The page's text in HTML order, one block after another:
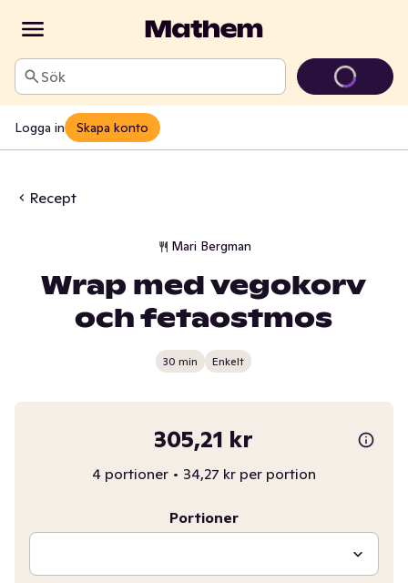
Sök
Logga in Skapa konto
Recept
Mari Bergman
Wrap med vegokorv
och fetaostmos
30 min Enkelt
305,21 kr
4 portioner • 34,27 kr per portion
Portioner